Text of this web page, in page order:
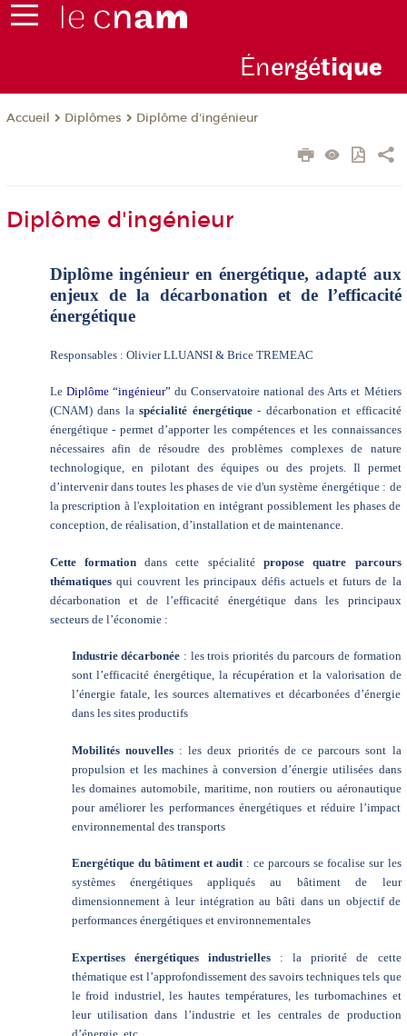
Énergétique
Accueil Diplômes Diplôme d'ingénieur
Diplôme d'ingénieur
Diplôme ingénieur en énergétique, adapté aux
enjeux de la décarbonation et de l’efficacité
énergétique
Responsables : Olivier LLUANSI & Brice TREMEAC
Le Diplôme “ingénieur” du Conservatoire national des Arts et Métiers
(CNAM) dans la spécialité énergétique- décarbonation et efficacité
énergétique - permet d’apporter les compétences et les connaissances
nécessaires afin de résoudre des problèmes complexes de nature
technologique, en pilotant des équipes ou des projets. Il permet
d’intervenir dans toutes les phases de vie d'un système énergétique : de
la prescription à l'exploitation en intégrant possiblement les phases de
conception, de réalisation, d’installation et de maintenance.
Cette formationdans cette spécialité propose quatre parcours
thématiquesqui couvrent les principaux défis actuels et futurs de la
décarbonation et de l’efficacité énergétique dans les principaux
secteurs de l’économie :
Industrie décarbonée : les trois priorités du parcours de formation
sont l’efficacité énergétique, la récupération et la valorisation de
l’énergie fatale, les sources alternatives et décarbonées d’énergie
dans les sites productifs
Mobilités nouvelles: les deux priorités de ce parcours sont la
propulsion et les machines à conversion d’énergie utilisées dans
les domaines automobile, maritime, non routiers ou aéronautique
pour améliorer les performances énergétiques et réduire l’impact
environnemental des transports
Energétique du bâtiment et audit: ce parcours se focalise sur les
systèmes énergétiques appliqués au bâtiment de leur
dimensionnement à leur intégration au bâti dans un objectif de
performances énergétiques et environnementales
Expertises énergétiques industrielles: la priorité de cette
thématique est l’approfondissement des savoirs techniques tels que
le froid industriel, les hautes températures, les turbomachines et
leur utilisation dans l’industrie et les centrales de production